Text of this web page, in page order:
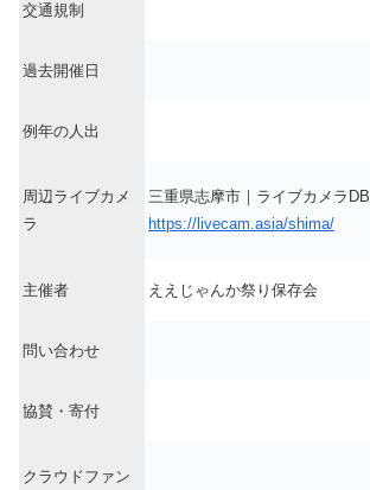
交通規制
過去開催日
例年の人出
周辺ライブカメ
ラ
三重県志摩市｜ライブカメラDB
https://livecam.asia/shima/
主催者 ええじゃんか祭り保存会
問い合わせ
協賛・寄付
クラウドファン